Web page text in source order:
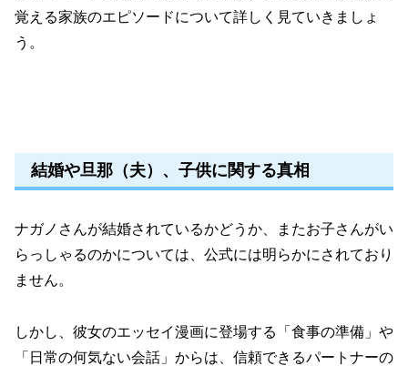
覚える家族のエピソードについて詳しく見ていきましょ
う。
結婚や旦那（夫）、子供に関する真相
ナガノさんが結婚されているかどうか、またお子さんがい
らっしゃるのかについては、公式には明らかにされており
ません。
しかし、彼女のエッセイ漫画に登場する「食事の準備」や
「日常の何気ない会話」からは、信頼できるパートナーの